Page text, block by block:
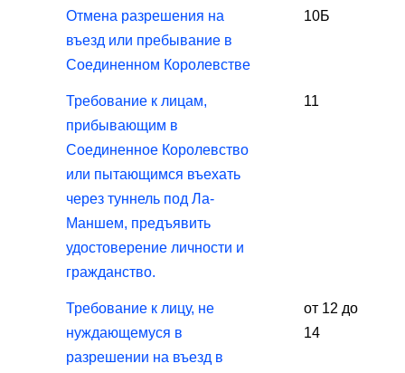
Отмена разрешения на
въезд или пребывание в
Соединенном Королевстве
10Б
Требование к лицам,
прибывающим в
Соединенное Королевство
или пытающимся въехать
через туннель под Ла-
Маншем, предъявить
удостоверение личности и
гражданство.
11
Требование к лицу, не
нуждающемуся в
разрешении на въезд в
от 12 до
14